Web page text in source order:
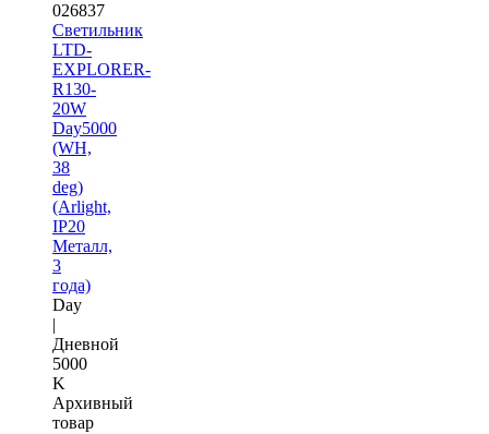
026837
Светильник
LTD-
EXPLORER-
R130-
20W
Day5000
(WH,
38
deg)
(Arlight,
IP20
Металл,
3
года)
Day
Дневной
5000
K
Архивный
товар